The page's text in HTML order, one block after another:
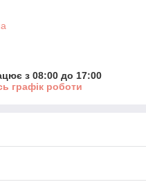
з 08:00 до 17:00
графік роботи